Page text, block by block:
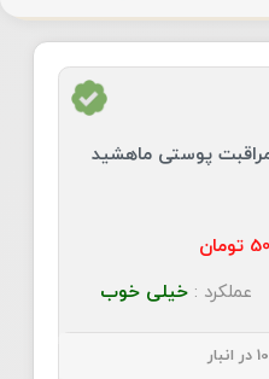
پوستی ماهشید
عملکرد :خیلی خوب
10 در انبار